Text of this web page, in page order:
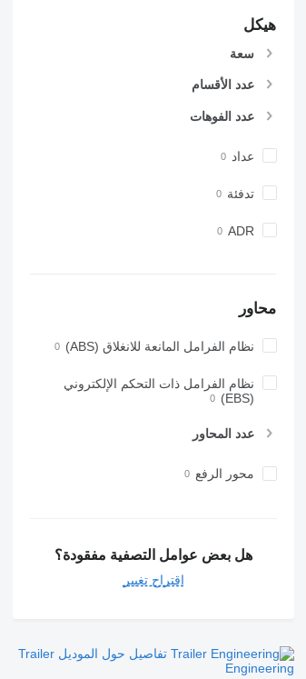
هيكل
سعة
عدد الأقسام
عدد الفوهات
عداد
تدفئة
ADR
محاور
نظام الفرامل المانعة للانغلاق (ABS)
نظام الفرامل ذات التحكم الإلكتروني
(EBS)
عدد المحاور
محور الرفع
هل بعض عوامل التصفية مفقودة؟
اقتراح تغيير
تفاصيل حول الموديل Trailer
Engineering